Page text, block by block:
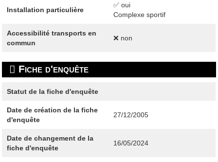
Installation particulière
✅ oui
Complexe sportif
Accessibilité transports en
commun
❌ non
Fiche d'enquête
Statut de la fiche d'enquête
Date de création de la fiche
d'enquête
27/12/2005
Date de changement de la
fiche d'enquête
16/05/2024